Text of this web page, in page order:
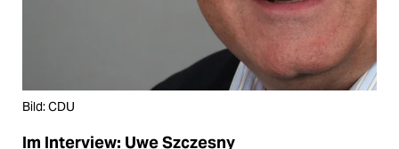
Bild: CDU
Im Interview: Uwe Szczesny